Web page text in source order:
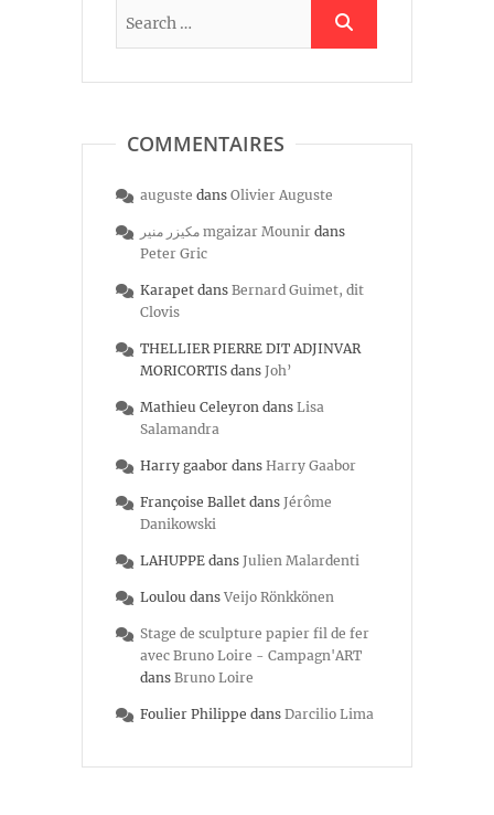
COMMENTAIRES
auguste dans Olivier Auguste
مكيزر منير mgaizar Mounir dans
Peter Gric
Karapet dans Bernard Guimet, dit
Clovis
THELLIER PIERRE DIT ADJINVAR
MORICORTIS dans Joh’
Mathieu Celeyron dans Lisa
Salamandra
Harry gaabor dans Harry Gaabor
Françoise Ballet dans Jérôme
Danikowski
LAHUPPE dans Julien Malardenti
Loulou dans Veijo Rönkkönen
Stage de sculpture papier fil de fer
avec Bruno Loire - Campagn'ART
dans Bruno Loire
Foulier Philippe dans Darcilio Lima